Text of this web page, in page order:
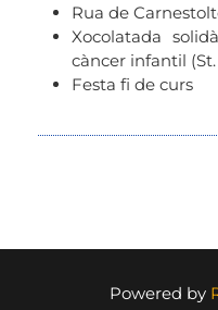
Rua de
Xocolatada
càncer infantil
Festa fi de curs
Powered by